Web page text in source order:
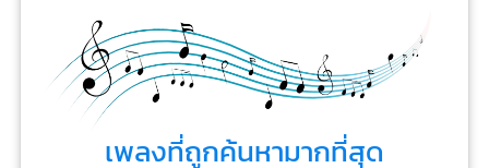
เพลงที่ถูกค้นหามากที่สุด